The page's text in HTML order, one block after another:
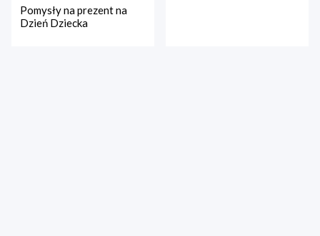
Pomysły na prezent na
Dzień Dziecka